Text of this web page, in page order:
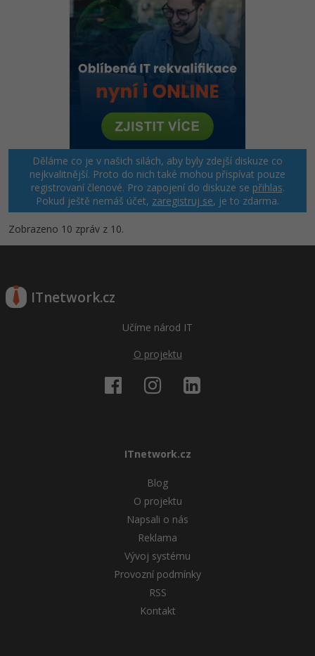
Děláme co je v našich silách, aby byly zdejší diskuze co
nejkvalitnější. Proto do nich také mohou přispívat pouze
registrovaní členové. Pro zapojení do diskuze se přihlas.
Pokud ještě nemáš účet, zaregistruj se, je to zdarma.
Zobrazeno 10 zpráv z 10.
ITnetwork.cz
Učíme národ IT
O projektu
ITnetwork.cz
Blog
O projektu
Napsali o nás
Reklama
Vývoj systému
Provozní podmínky
RSS
Kontakt